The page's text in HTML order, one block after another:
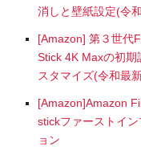
消しと壁紙設定(令
[Amazon] 第３世代
Stick 4K Maxの初期
スタマイズ(令和最
[Amazon]Amazon
stickファーストイン
ョン